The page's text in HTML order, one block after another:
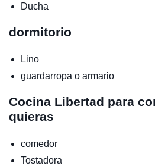
Ducha
dormitorio
Lino
guardarropa o armario
Cocina Libertad para
quieras
comedor
Tostadora